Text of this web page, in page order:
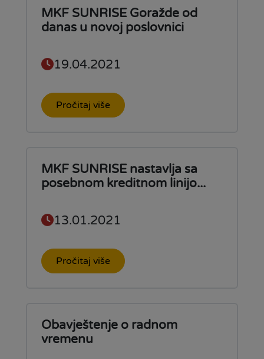
MKF SUNRISE Goražde od
danas u novoj poslovnici
19.04.2021
Pročitaj više
MKF SUNRISE nastavlja sa
posebnom kreditnom linijo...
13.01.2021
Pročitaj više
Obavještenje o radnom
vremenu